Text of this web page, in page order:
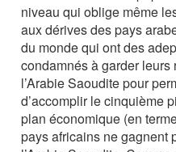
niveau qui oblige même
aux dérives des pays
du monde qui ont des
condamnés à garder
l’Arabie Saoudite pour
d’accomplir le cinquième
plan économique (en
pays africains ne gagnent